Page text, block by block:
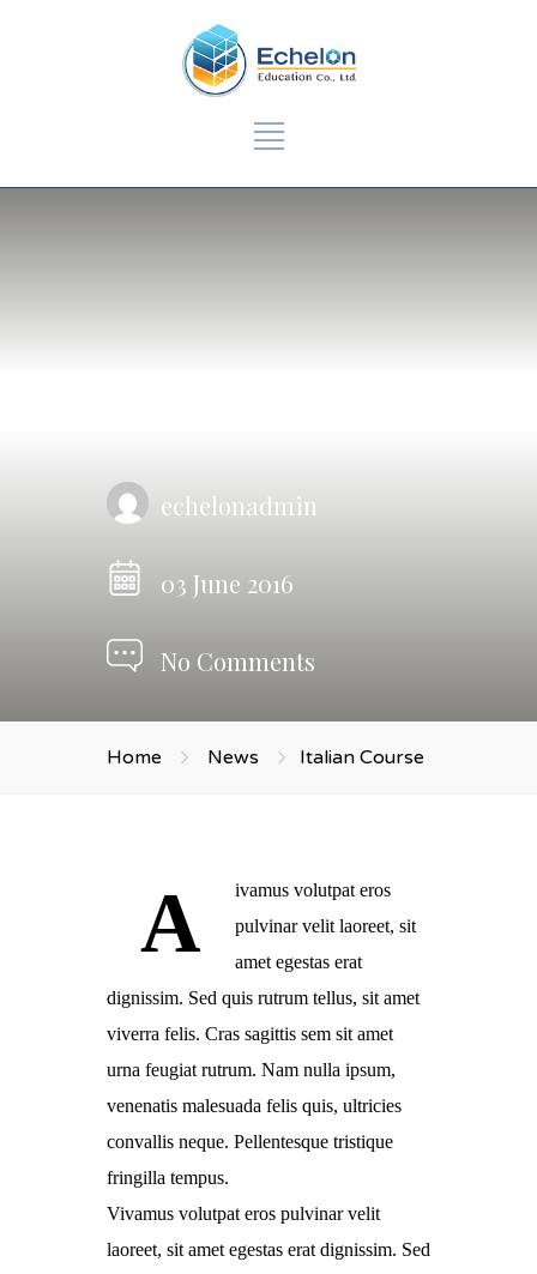
echelonadmin
03 June 2016
No Comments
Home News Italian Course
A
ivamus volutpat eros
pulvinar velit laoreet, sit
amet egestas erat
dignissim. Sed quis rutrum tellus, sit amet
viverra felis. Cras sagittis sem sit amet
urna feugiat rutrum. Nam nulla ipsum,
venenatis malesuada felis quis, ultricies
convallis neque. Pellentesque tristique
fringilla tempus.
Vivamus volutpat eros pulvinar velit
laoreet, sit amet egestas erat dignissim. Sed